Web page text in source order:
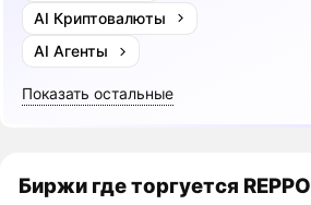
AI Криптовалюты
AI Агенты
Показать остальные
Биржи где торгуется REPPO